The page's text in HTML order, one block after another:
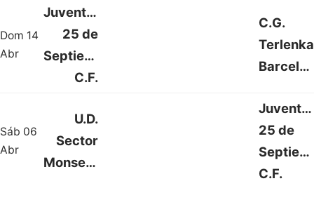
Dom 14
Abr
Juventud
25 de
Septiembre
C.F.
C.G.
Terlenka
Barcelonista
Sáb 06
Abr
U.D.
Sector
Monserratina
25 de
C.F.